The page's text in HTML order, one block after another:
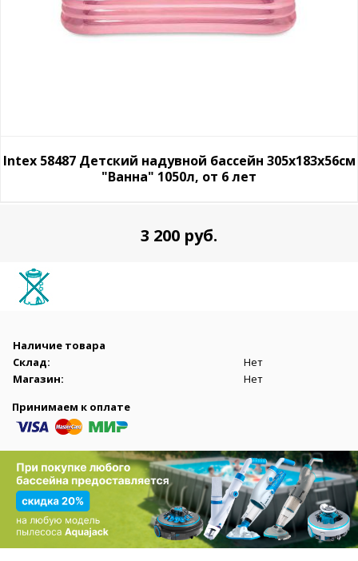
Intex 58487 Детский надувной бассейн 305х183х56см
"Ванна" 1050л, от 6 лет
3 200 руб.
Наличие товара
Склад:
Нет
Магазин:
Нет
Принимаем к оплате